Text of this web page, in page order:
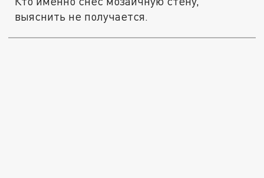
выяснить не получается.